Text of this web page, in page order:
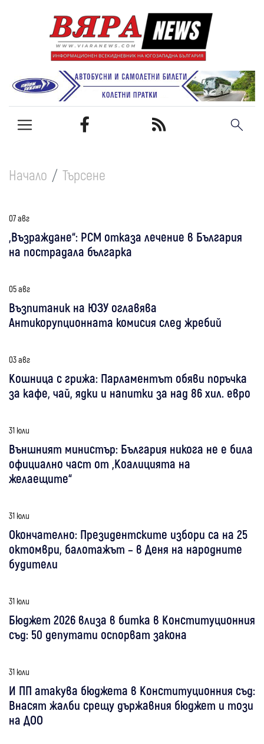
Начало Търсене
07 авг
„Възраждане“: РСМ отказа лечение в България
на пострадала българка
05 авг
Възпитаник на ЮЗУ оглавява
Антикорупционната комисия след жребий
03 авг
Кошница с грижа: Парламентът обяви поръчка
за кафе, чай, ядки и напитки за над 86 хил. евро
31 юли
Външният министър: България никога не е била
официално част от „Коалицията на
желаещите“
31 юли
Окончателно: Президентските избори са на 25
октомври, балотажът – в Деня на народните
будители
31 юли
Бюджет 2026 влиза в битка в Конституционния
съд: 50 депутати оспорват закона
31 юли
И ПП атакува бюджета в Конституционния съд:
Внасят жалби срещу държавния бюджет и този
на ДОО